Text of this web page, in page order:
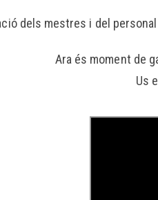
dels mestres i del
Ara és moment de
Us